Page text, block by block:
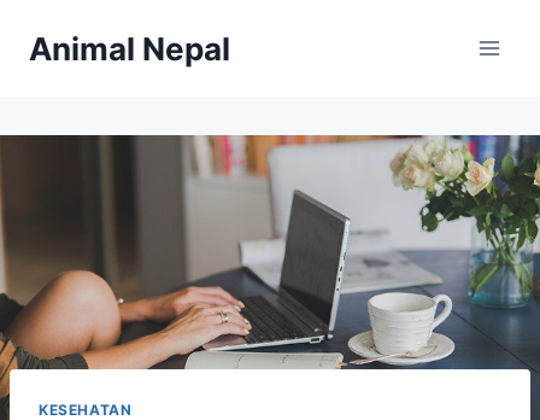
Animal Nepal
KESEHATAN